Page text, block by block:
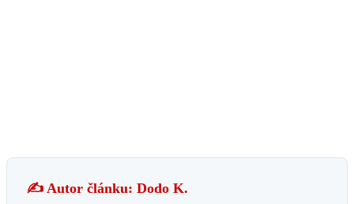
✍️ Autor článku: Dodo K.